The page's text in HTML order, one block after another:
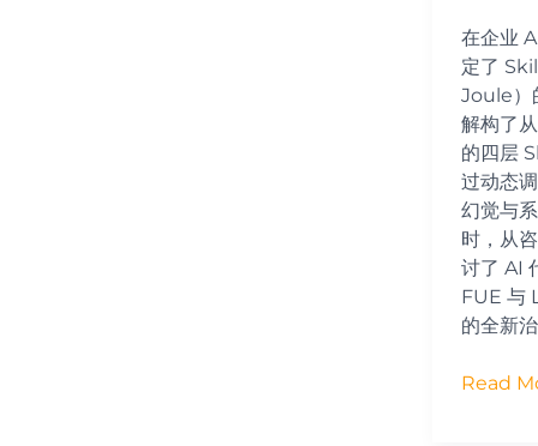
在企业
定了
Joule）
解构了
的四层
过动态
幻觉与
时，从
讨了 AI
FUE 与
的全新
辑
Read